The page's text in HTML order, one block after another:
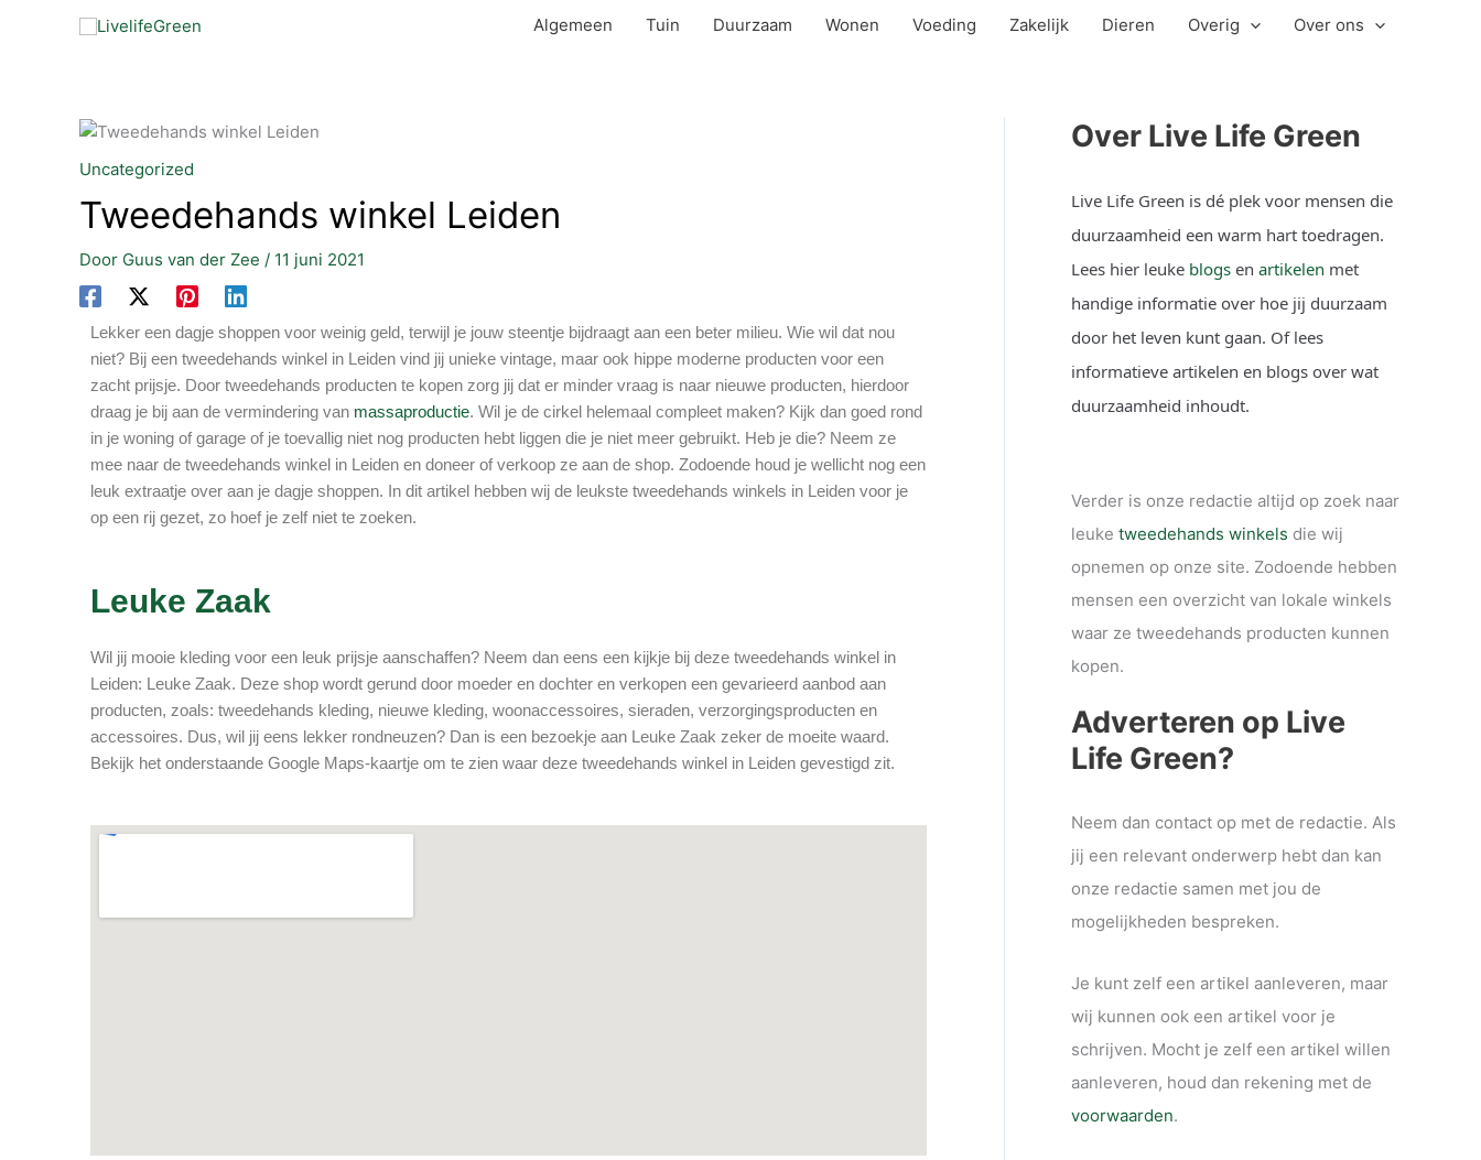
Algemeen Tuin Duurzaam Wonen Voeding Zakelijk Dieren Overig Over ons
Uncategorized
Tweedehands winkel Leiden
Door Guus van der Zee / 11 juni 2021
Lekker een dagje shoppen voor weinig geld, terwijl je jouw steentje bijdraagt aan een beter milieu. Wie wil dat nou
niet? Bij een tweedehands winkel in Leiden vind jij unieke vintage, maar ook hippe moderne producten voor een
zacht prijsje. Door tweedehands producten te kopen zorg jij dat er minder vraag is naar nieuwe producten, hierdoor
draag je bij aan de vermindering van massaproductie. Wil je de cirkel helemaal compleet maken? Kijk dan goed rond
in je woning of garage of je toevallig niet nog producten hebt liggen die je niet meer gebruikt. Heb je die? Neem ze
mee naar de tweedehands winkel in Leiden en doneer of verkoop ze aan de shop. Zodoende houd je wellicht nog een
leuk extraatje over aan je dagje shoppen. In dit artikel hebben wij de leukste tweedehands winkels in Leiden voor je
op een rij gezet, zo hoef je zelf niet te zoeken.
Leuke Zaak
Wil jij mooie kleding voor een leuk prijsje aanschaffen? Neem dan eens een kijkje bij deze tweedehands winkel in
Leiden: Leuke Zaak. Deze shop wordt gerund door moeder en dochter en verkopen een gevarieerd aanbod aan
producten, zoals: tweedehands kleding, nieuwe kleding, woonaccessoires, sieraden, verzorgingsproducten en
accessoires. Dus, wil jij eens lekker rondneuzen? Dan is een bezoekje aan Leuke Zaak zeker de moeite waard.
Bekijk het onderstaande Google Maps-kaartje om te zien waar deze tweedehands winkel in Leiden gevestigd zit.
Over Live Life Green
Live Life Green is dé plek voor mensen die
duurzaamheid een warm hart toedragen.
Lees hier leuke blogs en artikelen met
handige informatie over hoe jij duurzaam
door het leven kunt gaan. Of lees
informatieve artikelen en blogs over wat
duurzaamheid inhoudt.
Verder is onze redactie altijd op zoek naar
leuke tweedehands winkels die wij
opnemen op onze site. Zodoende hebben
mensen een overzicht van lokale winkels
waar ze tweedehands producten kunnen
kopen.
Adverteren op Live
Life Green?
Neem dan contact op met de redactie. Als
jij een relevant onderwerp hebt dan kan
onze redactie samen met jou de
mogelijkheden bespreken.
Je kunt zelf een artikel aanleveren, maar
wij kunnen ook een artikel voor je
schrijven. Mocht je zelf een artikel willen
aanleveren, houd dan rekening met de
voorwaarden.